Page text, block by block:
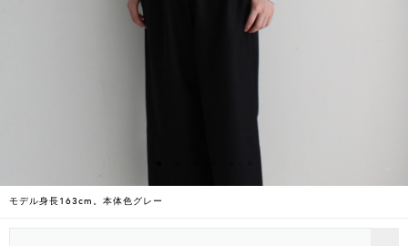
モデル身長163cm。本体色グレー